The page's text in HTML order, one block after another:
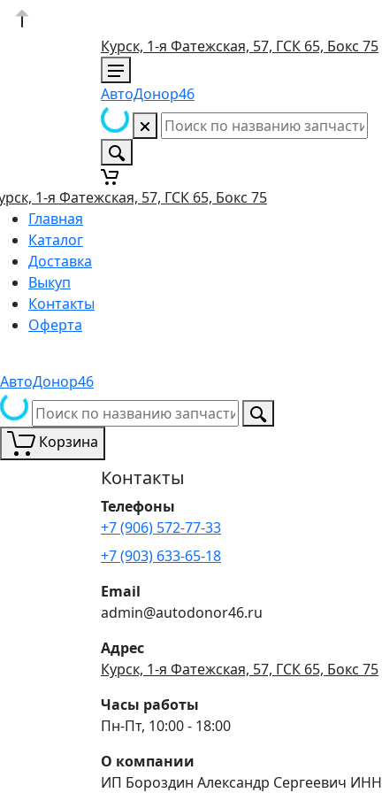
Курск, 1-я Фатежская, 57, ГСК 65, Бокс 75
АвтоДонор46
1-я Фатежская, 57, ГСК 65, Бокс 75
Главная
Каталог
Доставка
Выкуп
Контакты
Оферта
АвтоДонор46
Корзина
Контакты
Телефоны
+7 (906) 572-77-33
+7 (903) 633-65-18
Email
admin@autodonor46.ru
Адрес
Курск, 1-я Фатежская, 57, ГСК 65, Бокс 75
Часы работы
Пн-Пт, 10:00 - 18:00
О компании
ИП Бороздин Александр Сергеевич ИНН